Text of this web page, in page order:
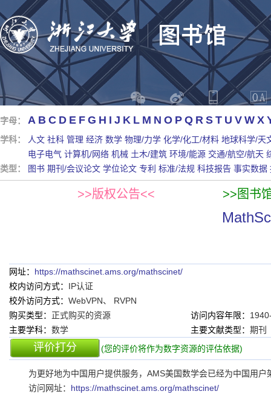
字母： A B C D E F G H I J K L M N O P Q R S T U V W X
学科： 人文 社科 管理 经济 数学 物理/力学 化学/化工/材料 地球科学/天
电子电气 计算机/网络 机械 土木/建筑 环境/能源 交通/航空/航天
类型：
图书 期刊/会议论文 学位论文 专利 标准/法规 科技报告 事实数据
>>版权公告<< >>图书
网址： https://mathscinet.ams.org/mathscinet/
校内访问方式： IP认证
校外访问方式： WebVPN、 RVPN
购买类型： 正式购买的资源 访问内容年限：
主要学科： 数学 主要文献类型： 期刊
评价打分 (您的评价将作为数字资源的评估依据)
为更好地为中国用户提供服务，AMS美国数学会已经为中国用户
访问网址： https://mathscinet.ams.org/mathscinet/